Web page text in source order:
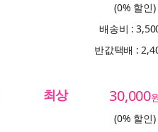
(0% 할인)
배송비 :
반값택배 :
최상 30,000
(0% 할인)